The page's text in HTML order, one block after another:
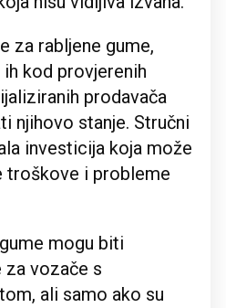
za rabljene gume,
kod provjerenih
prodavača
njihovo stanje. Stručni
investicija koja može
troškove i probleme
mogu biti
za vozače s
ali samo ako su